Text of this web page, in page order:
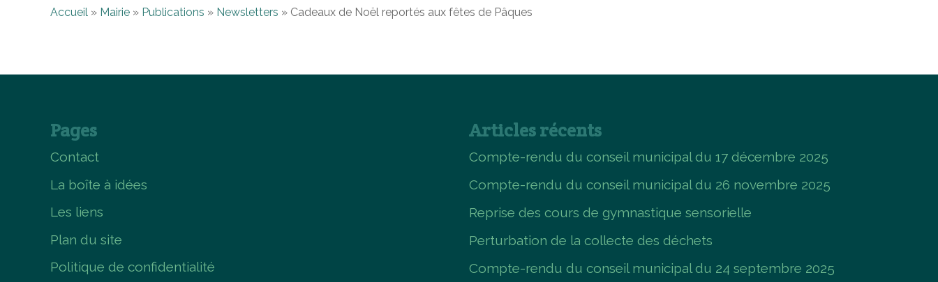
Accueil » Mairie » Publications » Newsletters » Cadeaux de Noël reportés aux fêtes de Pâques
Pages
Contact
La boîte à idées
Les liens
Plan du site
Politique de confidentialité
Articles récents
Compte-rendu du conseil municipal du 17 décembre 2025
Compte-rendu du conseil municipal du 26 novembre 2025
Reprise des cours de gymnastique sensorielle
Perturbation de la collecte des déchets
Compte-rendu du conseil municipal du 24 septembre 2025